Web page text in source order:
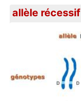
allèle récessif